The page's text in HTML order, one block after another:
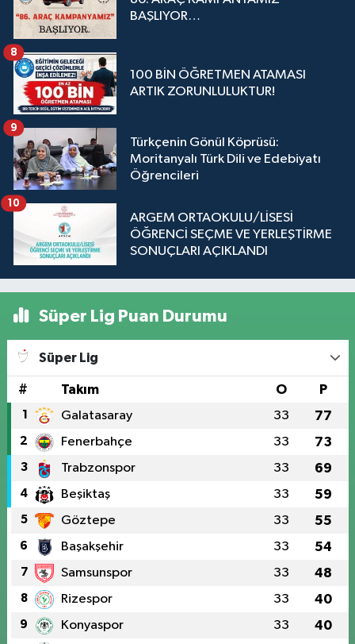
BAŞLIYOR…
100 BİN ÖĞRETMEN ATAMASI
ARTIK ZORUNLULUKTUR!
8
Türkçenin Gönül Köprüsü:
Moritanyalı Türk Dili ve Edebiyatı
Öğrencileri
9
ARGEM ORTAOKULU/LİSESİ
ÖĞRENCİ SEÇME VE YERLEŞTİRME
SONUÇLARI AÇIKLANDI
10
Süper Lig Puan Durumu
Süper Lig
# Takım O P
1 Galatasaray 33 77
2 Fenerbahçe 33 73
3 Trabzonspor 33 69
4 Beşiktaş 33 59
5 Göztepe 33 55
6 Başakşehir 33 54
7 Samsunspor 33 48
8 Rizespor 33 40
9 Konyaspor 33 40